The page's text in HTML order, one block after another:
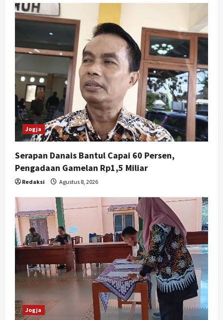
Jogja
Serapan Danais Bantul Capai 60 Persen,
Pengadaan Gamelan Rp1,5 Miliar
Redaksi Agustus 8, 2026
Jogja